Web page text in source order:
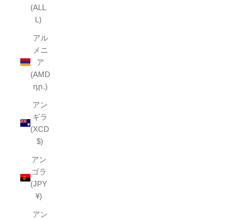
(ALL
L)
アル
メニ
ア
(AMD
դր.)
アン
ギラ
(XCD
$)
アン
ゴラ
(JPY
¥)
アン